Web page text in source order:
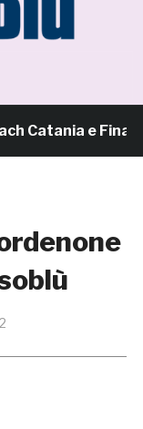
e Finale